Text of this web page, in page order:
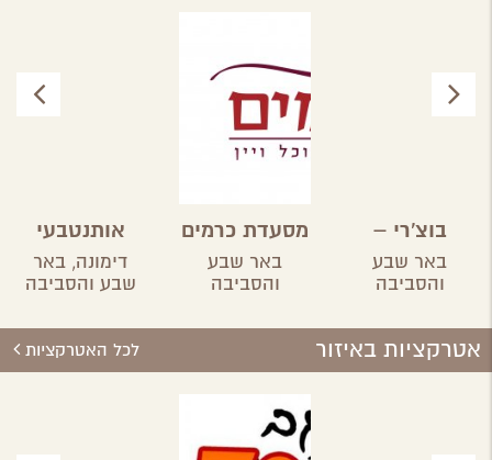
בוצ'רי –
אחוזת הבשר
באר שבע
והסביבה
מסעדת כרמים
באר שבע
והסביבה
אותנטבעי
דימונה, באר
שבע והסביבה
אטרקציות באיזור לכל האטרקציות